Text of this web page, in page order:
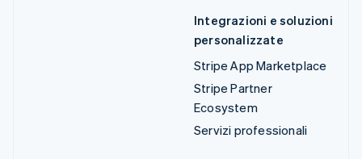
Integrazioni e soluzioni
personalizzate
Stripe App Marketplace
Stripe Partner
Ecosystem
Servizi professionali